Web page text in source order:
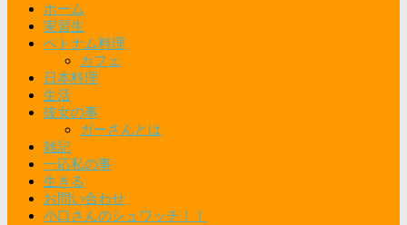
ホーム
実習生
ベトナム料理
カフェ
日本料理
生活
彼女の事
ガーさんとは
雑記
一応私の事
生きる
お問い合わせ
小口さんのシュワッチ！！